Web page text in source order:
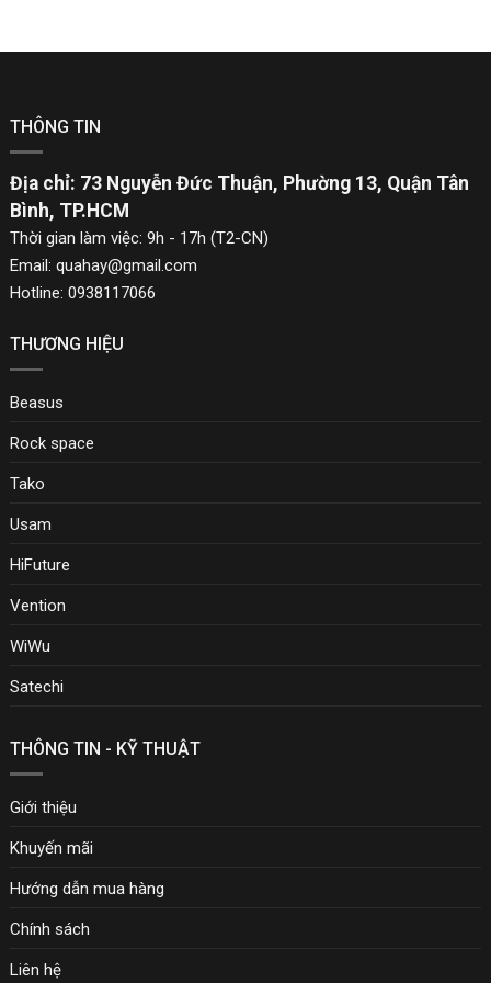
THÔNG TIN
Địa chỉ: 73 Nguyễn Đức Thuận, Phường 13, Quận Tân
Bình, TP.HCM
Thời gian làm việc: 9h - 17h (T2-CN)
Email: quahay@gmail.com
Hotline: 0938117066
THƯƠNG HIỆU
Beasus
Rock space
Tako
Usam
HiFuture
Vention
WiWu
Satechi
THÔNG TIN - KỸ THUẬT
Giới thiệu
Khuyến mãi
Hướng dẫn mua hàng
Chính sách
Liên hệ